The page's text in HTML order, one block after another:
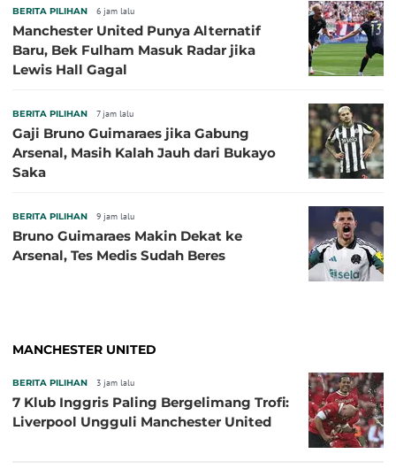
BERITA PILIHAN 6 jam lalu
Manchester United Punya Alternatif
Baru, Bek Fulham Masuk Radar jika
Lewis Hall Gagal
BERITA PILIHAN 7 jam lalu
Gaji Bruno Guimaraes jika Gabung
Arsenal, Masih Kalah Jauh dari Bukayo
Saka
BERITA PILIHAN 9 jam lalu
Bruno Guimaraes Makin Dekat ke
Arsenal, Tes Medis Sudah Beres
MANCHESTER UNITED
BERITA PILIHAN 3 jam lalu
7 Klub Inggris Paling Bergelimang Trofi:
Liverpool Ungguli Manchester United